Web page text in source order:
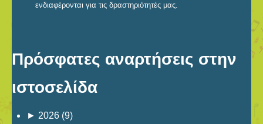
ενδιαφέρονται για τις δραστηριότητές μας.
Πρόσφατες αναρτήσεις στην
ιστοσελίδα
► 2026 (9)